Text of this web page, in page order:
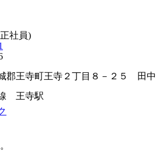
社員)
郡王寺町王寺２丁目８－２５ 田中
線 王寺駅